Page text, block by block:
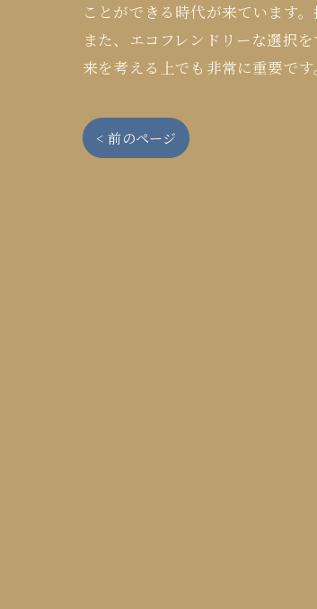
ことができる時代が来ています
また、エコフレンドリーな選択
来を考える上でも非常に重要です
< 前のページ